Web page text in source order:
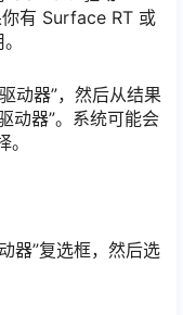
有 Surface RT 或
动器”，然后从结果
动器”。系统可能会
器”复选框，然后选